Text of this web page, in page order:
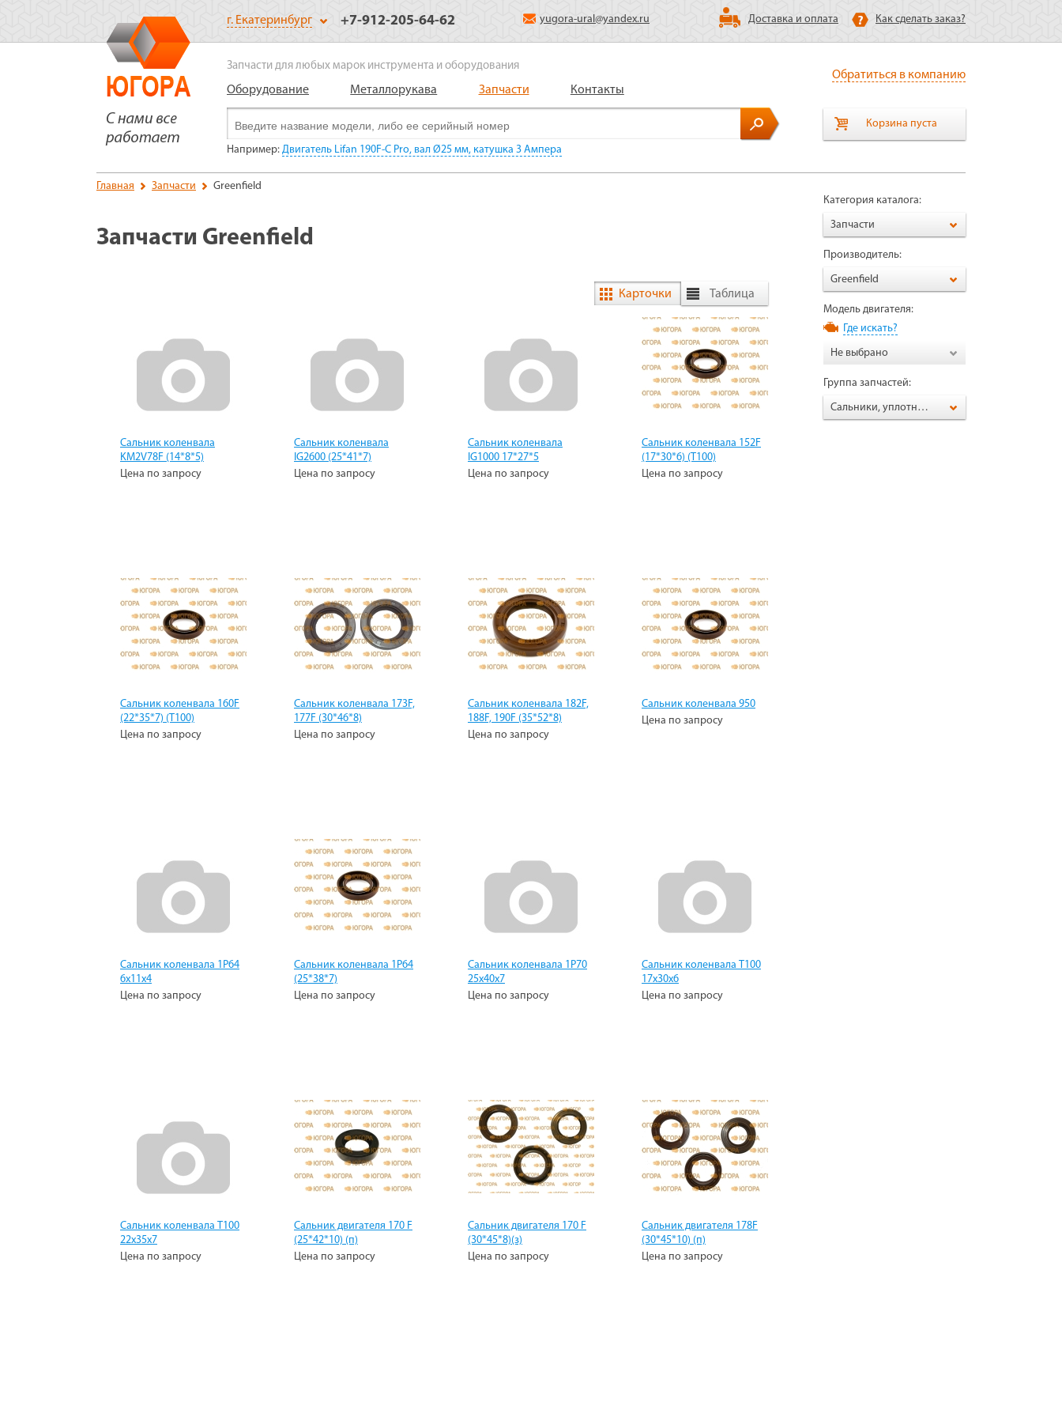
г. Екатеринбург +7-912-205-64-62 yugora-ural@yandex.ru Доставка и оплата Как сделать заказ?
Запчасти для любых марок инструмента и оборудования
Оборудование Металлорукава Запчасти Контакты
Обратиться в компанию
Корзина пуста
Например: Двигатель Lifan 190F-C Pro, вал Ø25 мм, катушка 3 Ампера
Главная Запчасти
Greenfield
Категория каталога:
Запчасти
Производитель:
Greenfield
Модель двигателя:
Где искать?
Не выбрано
Группа запчастей:
Сальники, уплотнения
Запчасти Greenfield
Карточки Таблица
Сальник коленвала
KM2V78F (14*8*5)
Цена по запросу
Сальник коленвала
IG2600 (25*41*7)
Цена по запросу
Сальник коленвала
IG1000 17*27*5
Цена по запросу
Сальник коленвала 152F
(17*30*6) (Т100)
Цена по запросу
Сальник коленвала 160F
(22*35*7) (Т100)
Цена по запросу
Сальник коленвала 173F,
177F (30*46*8)
Цена по запросу
Сальник коленвала 182F,
188F, 190F (35*52*8)
Цена по запросу
Сальник коленвала 950
Цена по запросу
Сальник коленвала 1Р64
6х11х4
Цена по запросу
Сальник коленвала 1Р64
(25*38*7)
Цена по запросу
Сальник коленвала 1Р70
25х40х7
Цена по запросу
Сальник коленвала Т100
17х30х6
Цена по запросу
Сальник коленвала Т100
22х35х7
Цена по запросу
Сальник двигателя 170 F
(25*42*10) (п)
Цена по запросу
Сальник двигателя 170 F
(30*45*8)(з)
Цена по запросу
Сальник двигателя 178F
(30*45*10) (п)
Цена по запросу